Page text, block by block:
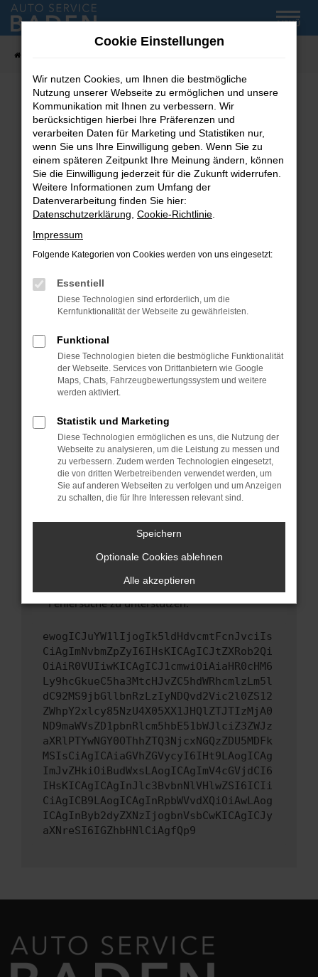
Zum
Hauptinhalt
MENÜ
Fehler: Network Error
Beim Laden ist ein Fehler aufgetreten.
Hier sind ein paar Tipps, die dir helfen können:
Überprüfe deine Firewall und deine
Internetverbindung.
Laden andere Webseiten, zum Beispiel deine
Suchmaschine?
Prüfe deine Browsererweiterungen.
können das Laden bestimmter Seiten
verhindern. Funktioniert die Seite in einem
Fenster?
Starte dein Gerät neu.
Das kann manchmal helfen, vorübergehende
Probleme zu beheben.
Betriebssystem auf dem neuesten Stand
sind.
Veraltete Software birgt nicht nur ein
Sicherheitsrisiko, sondern kann auch dazu
führen, dass bestimmte Funktionen nicht mehr
unterstützt werden.
Wende dich an den Webseitenbetreiber.
Wenn du alle oben genannten Schritte versucht
hast, kontaktiere uns bitte. Wir werden
uns diesen Text schicken, um uns bei der
Fehlersuche zu unterstützen:
ewogICJuYW1lIjogIk5ldHdvcmtFcnJvciIs
CiAgImNvbmZpZyI6IHsKICAgICJtZXRob2Qi
OiAiR0VUIiwKICAgICJ1cmwiOiAiaHR0cHM6
Ly9hcGkueC5ha3MtcHJvZC5hdWRhcmlzLm5l
dC92MS9jbGllbnRzLzIyNDQvd2Vic2l0ZS12
ZWhpY2xlcy85NzU4X05XX1JHQlZTJTIzMjA0
ND9maWVsZD1pbnRlcm5hbE51bWJlciZ3ZWJz
aXRlPTYwNGY0OThhZTQ3NjcxNGQzZDU5MDFk
MSIsCiAgICAiaGVhZGVycyI6IHt9LAogICAg
ImJvZHkiOiBudWxsLAogICAgImV4cGVjdCI6
IHsKICAgICAgInJlc3BvbnNlVHlwZSI6ICIi
CiAgICB9LAogICAgInRpbWVvdXQiOiAwLAog
ICAgInByb2dyZXNzIjogbnVsbCwKICAgICJy
aXNreSI6IGZhbHNlCiAgfQp9
Cookie Einstellungen
Wir nutzen Cookies, um Ihnen die bestmögliche
Nutzung unserer Webseite zu ermöglichen und unsere
Kommunikation mit Ihnen zu verbessern. Wir
berücksichtigen hierbei Ihre Präferenzen und
verarbeiten Daten für Marketing und Statistiken nur,
wenn Sie uns Ihre Einwilligung geben. Wenn Sie zu
einem späteren Zeitpunkt Ihre Meinung ändern, können
Sie die Einwilligung jederzeit für die Zukunft widerrufen.
Weitere Informationen zum Umfang der
Datenverarbeitung finden Sie hier:
Datenschutzerklärung Cookie-Richtlinie
Impressum
Folgende Kategorien von Cookies werden von uns eingesetzt:
Essentiell
Diese Technologien sind erforderlich, um die
Kernfunktionalität der Webseite zu gewährleisten.
Funktional
Diese Technologien bieten die bestmögliche Funktionalität
der Webseite. Services von Drittanbietern wie Google
Maps, Chats, Fahrzeugbewertungssystem und weitere
werden aktiviert.
Statistik und Marketing
Diese Technologien ermöglichen es uns, die Nutzung der
Webseite zu analysieren, um die Leistung zu messen und
zu verbessern. Zudem werden Technologien eingesetzt,
die von dritten Werbetreibenden verwendet werden, um
Sie auf anderen Webseiten zu verfolgen und um Anzeigen
zu schalten, die für Ihre Interessen relevant sind.
Speichern
Optionale Cookies ablehnen
Alle akzeptieren